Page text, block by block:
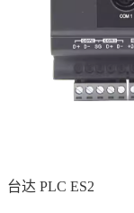
台达 PLC ES2